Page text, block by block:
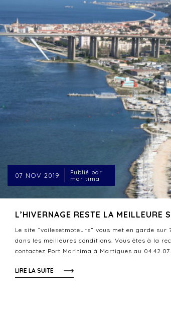
07 NOV 2019
Publié par
maritima
L’HIVERNAGE RESTE LA MEILLEURE
Le site “voilesetmoteurs” vous met en garde
dans les meilleures conditions. Vous êtes à la
contactez Port Maritima à Martigues au
LIRE LA SUITE